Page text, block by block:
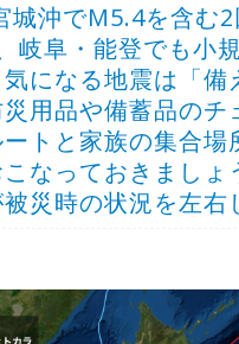
沖でM5.4を含む
岐阜・能登でも小
になる地震は「備
用品や備蓄品のチ
トと家族の集合場
なっておきましょ
災時の状況を左右